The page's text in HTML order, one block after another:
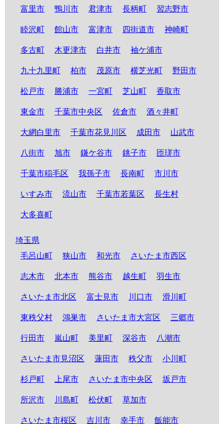
富里市 鴨川市 君津市 長柄町 習志野市
睦沢町 館山市 富津市 四街道市 神崎町
多古町 木更津市 白井市 袖ケ浦市
九十九里町 柏市 茂原市 横芝光町 野田市
松戸市 勝浦市 一宮町 芝山町 香取市
東金市 千葉市中央区 佐倉市 酒々井町
大網白里市 千葉市花見川区 成田市 山武市
八街市 旭市 鎌ケ谷市 銚子市 匝瑳市
千葉市稲毛区 我孫子市 長南町 市川市
いすみ市 流山市 千葉市若葉区 長生村
大多喜町
埼玉県
毛呂山町
狭山市 和光市 さいたま市西区
志木市 北本市 熊谷市 越生町 羽生市
さいたま市北区 富士見市 川口市 滑川町
東秩父村 鴻巣市 さいたま市大宮区 三郷市
行田市 嵐山町 美里町 深谷市 八潮市
さいたま市見沼区 蓮田市 秩父市 小川町
杉戸町 上尾市 さいたま市中央区 坂戸市
所沢市 川島町 松伏町 草加市
さいたま市桜区 吉川市 幸手市 飯能市